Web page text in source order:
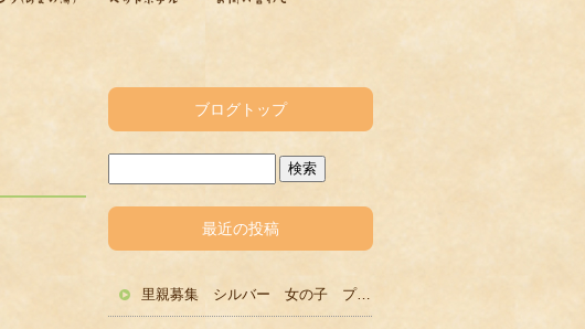
ブログトップ
最近の投稿
里親募集 シルバー 女の子 プードル かわいい